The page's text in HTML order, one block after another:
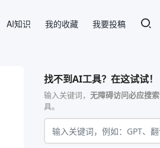
AI知识 我的收藏
我要投稿
找不到AI工具？在这试试！
输入关键词， 无障碍访问必应搜索
具。